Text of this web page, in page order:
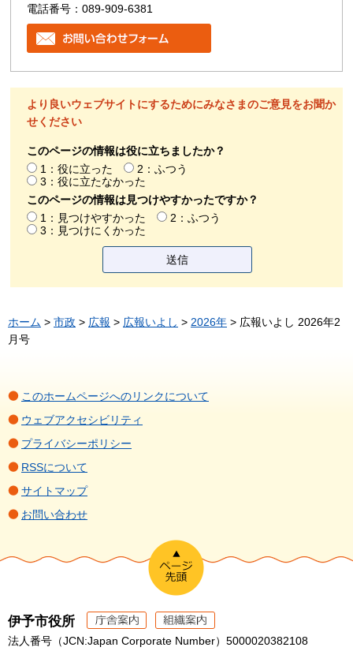
電話番号：089-909-6381
より良いウェブサイトにするためにみなさまのご意見をお聞か
せください
このページの情報は役に立ちましたか？
1：役に立った
2：ふつう
3：役に立たなかった
このページの情報は見つけやすかったですか？
1：見つけやすかった
2：ふつう
3：見つけにくかった
ホーム > 市政 > 広報 > 広報いよし > 2026年 > 広報いよし 2026年2
月号
このホームページへのリンクについて
ウェブアクセシビリティ
プライバシーポリシー
RSSについて
サイトマップ
お問い合わせ
伊予市役所
法人番号（JCN:Japan Corporate Number）5000020382108